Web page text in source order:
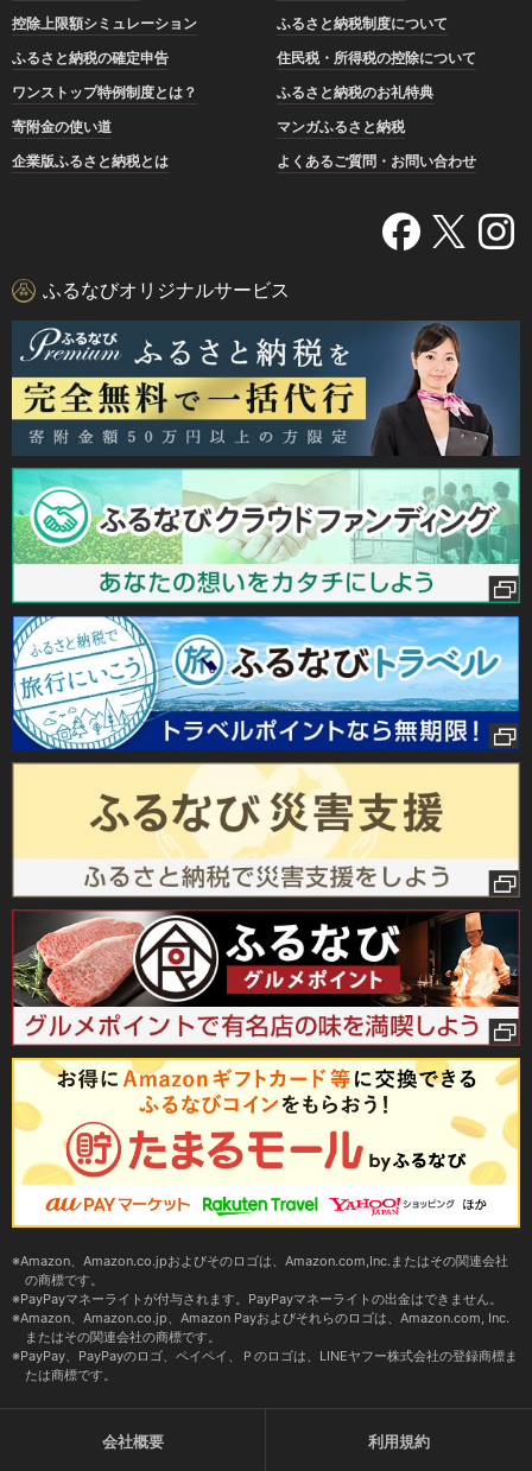
控除上限額シミュレーション
ふるさと納税制度について
ふるさと納税の確定申告
住民税・所得税の控除について
ワンストップ特例制度とは？
ふるさと納税のお礼特典
寄附金の使い道
マンガふるさと納税
企業版ふるさと納税とは
よくあるご質問・お問い合わせ
ふるなびオリジナルサービス
Amazon、Amazon.co.jpおよびそのロゴは、Amazon.com,Inc.またはその関連会社
の商標です。
PayPayマネーライトが付与されます。PayPayマネーライトの出金はできません。
Amazon、Amazon.co.jp、Amazon Payおよびそれらのロゴは、Amazon.com, Inc.
またはその関連会社の商標です。
PayPay、PayPayのロゴ、ペイペイ、Ｐのロゴは、LINEヤフー株式会社の登録商標ま
たは商標です。
会社概要 利用規約